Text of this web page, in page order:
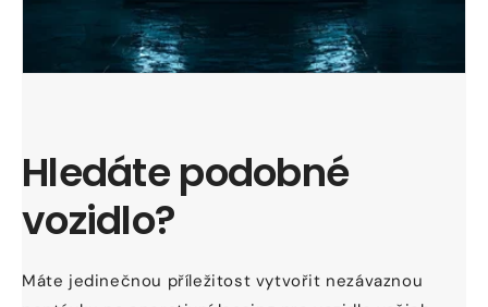
Hledáte podobné
vozidlo?
Máte jedinečnou příležitost vytvořit nezávaznou